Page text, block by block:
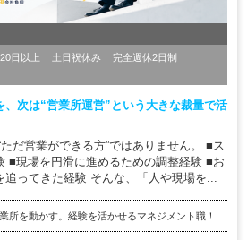
日以上 土日祝休み
完全週休2日制
次は“営業所運営”という大きな裁量で活
だ営業ができる方”ではありません。 ■ス
■現場を円滑に進めるための調整経験 ■お
ってきた経験 そんな、「人や現場を...
所を動かす。経験を活かせるマネジメント職！